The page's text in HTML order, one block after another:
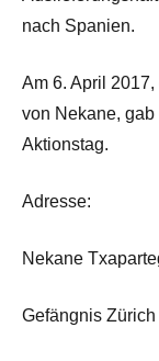
nach Spanien.
Am 6. April
von Nekane,
Aktionstag.
Adresse:
Nekane
Gefängnis Zürich